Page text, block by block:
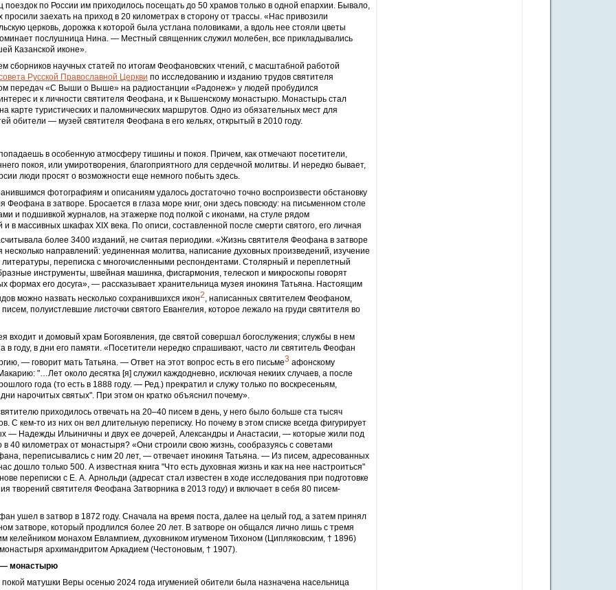
поездок по России им приходилось посещать до 50 храмов только в одной епархии. Бывало,
просили заехать на приход в 20 километрах в сторону от трассы. «Нас привозили
церковь, дорожка к которой была устлана половиками, а вдоль нее стояли цветы
послушница Нина. — Местный священник служил молебен, все прикладывались
Казанской иконе».
сборников научных статей по итогам Феофановских чтений, с масштабной работой
Русской Православной Церкви по исследованию и изданию трудов святителя
передач «С Выши о Выше» на радиостанции «Радонеж» у людей пробудился
и к личности святителя Феофана, и к Вышенскому монастырю. Монастырь стал
карте туристических и паломнических маршрутов. Одно из обязательных мест для
обители — музей святителя Феофана в его кельях, открытый в 2010 году.
в особенную атмосферу тишины и покоя. Причем, как отмечают посетители,
покоя, или умиротворения, благоприятного для сердечной молитвы. И нередко бывает,
люди просят о возможности еще немного побыть здесь.
фотографиям и описаниям удалось достаточно точно воспроизвести обстановку
Феофана в затворе. Бросается в глаза море книг, они здесь повсюду: на письменном столе
и подшивкой журналов, на этажерке под полкой с иконами, на стуле рядом
и в массивных шкафах XIX века. По описи, составленной после смерти святого, его личная
более 3400 изданий, не считая периодики. «Жизнь святителя Феофана в затворе
несколько направлений: уединенная молитва, написание духовных произведений, изучение
переписка с многочисленными респондентами. Столярный и переплетный
инструменты, швейная машинка, фисгармония, телескоп и микроскопы говорят
формах его досуга», — рассказывает хранительница музея инокиня Татьяна. Настоящим
можно назвать несколько сохранившихся икон2, написанных святителем Феофаном,
полуистлевшие листочки святого Евангелия, которое лежало на груди святителя во
входит и домовый храм Богоявления, где святой совершал богослужения; службы в нем
в году, в дни его памяти. «Посетители нередко спрашивают, часто ли святитель Феофан
— говорит мать Татьяна. — Ответ на этот вопрос есть в его письме3 афонскому
"…Лет около десятка [я] служил каждодневно, исключая некиих случаев, а после
года (то есть в 1888 году. — Ред.) прекратил и служу только по воскресеньям,
нарочитых святых". При этом он кратко объяснил почему».
приходилось отвечать на 20–40 писем в день, у него было больше ста тысяч
С кем-то из них он вел длительную переписку. Но почему в этом списке всегда фигурирует
— Надежды Ильиничны и двух ее дочерей, Александры и Анастасии, — которые жили под
в 40 километрах от монастыря? «Они строили свою жизнь, сообразуясь с советами
переписывались с ним 20 лет, — отвечает инокиня Татьяна. — Из писем, адресованных
дошло только 500. А известная книга "Что есть духовная жизнь и как на нее настроиться"
переписки с Е. А. Арнольди (адресат стал известен в ходе исследования при подготовке
творений святителя Феофана Затворника в 2013 году) и включает в себя 80 писем-
ушел в затвор в 1872 году. Сначала на время поста, далее на целый год, а затем принял
затворе, который продлился более 20 лет. В затворе он общался лично лишь с тремя
келейником монахом Евлампием, духовником игуменом Тихоном (Ципляковским, † 1896)
архимандритом Аркадием (Честоновым, † 1907).
монастырю
матушки Веры осенью 2024 года игуменией обители была назначена насельница